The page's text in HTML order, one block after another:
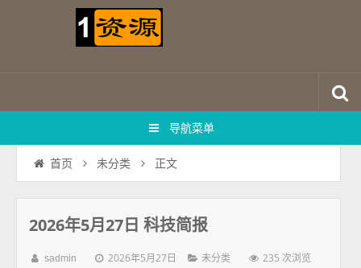
导航菜单
首页 未分类 正文
2026年5月27日 科技简报
sadmin 2026年5月27日 未分类 235 次浏览